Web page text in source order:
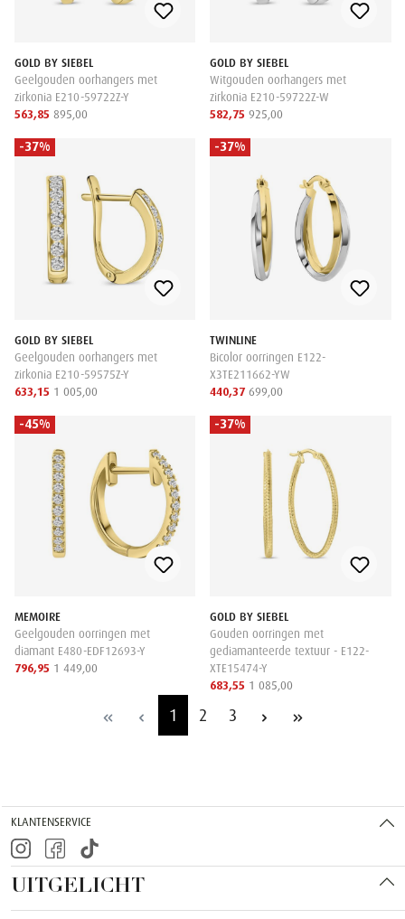
GOLD BY SIEBEL
Geelgouden oorhangers met
zirkonia E210-59722Z-Y
563,85 895,00
GOLD BY SIEBEL
Witgouden oorhangers met
zirkonia E210-59722Z-W
582,75 925,00
-37%
GOLD BY SIEBEL
Geelgouden oorhangers met
zirkonia E210-59575Z-Y
633,15 1 005,00
-37%
TWINLINE
Bicolor oorringen E122-
X3TE211662-YW
440,37 699,00
-45%
MEMOIRE
Geelgouden oorringen met
diamant E480-EDF12693-Y
796,95 1 449,00
-37%
GOLD BY SIEBEL
Gouden oorringen met
gediamanteerde textuur - E122-
XTE15474-Y
683,55 1 085,00
1 2 3
KLANTENSERVICE
UITGELICHT